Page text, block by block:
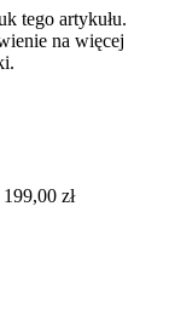
tego artykułu.
na więcej
zł